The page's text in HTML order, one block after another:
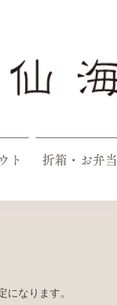
ト 折箱・お弁当
なります。